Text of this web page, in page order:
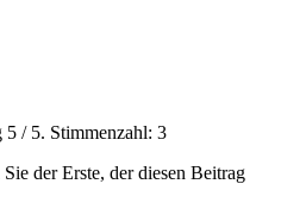
5 / 5. Stimmenzahl: 3
der Erste, der diesen Beitrag